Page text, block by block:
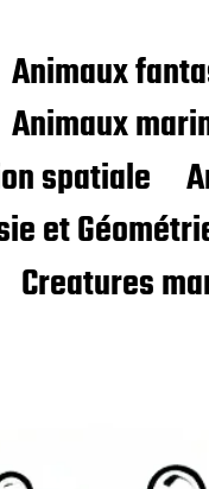
Animaux
Animaux
spatiale
et
Creatures